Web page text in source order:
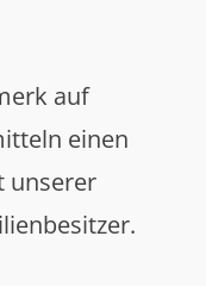
auf
einen
unserer